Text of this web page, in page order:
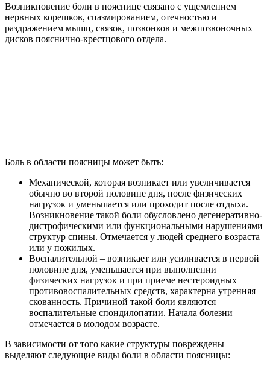
Возникновение боли в пояснице связано с ущемлением
нервных корешков, спазмированием, отечностью и
раздражением мышц, связок, позвонков и межпозвоночных
дисков пояснично-крестцового отдела.
Боль в области поясницы может быть:
Механической, которая возникает или увеличивается
обычно во второй половине дня, после физических
нагрузок и уменьшается или проходит после отдыха.
Возникновение такой боли обусловлено дегенеративно-
дистрофическими или функциональными нарушениями
структур спины. Отмечается у людей среднего возраста
или у пожилых.
Воспалительной – возникает или усиливается в первой
половине дня, уменьшается при выполнении
физических нагрузок и при приеме нестероидных
противовоспалительных средств, характерна утренняя
скованность. Причиной такой боли являются
воспалительные спондилопатии. Начала болезни
отмечается в молодом возрасте.
В зависимости от того какие структуры повреждены
выделяют следующие виды боли в области поясницы: